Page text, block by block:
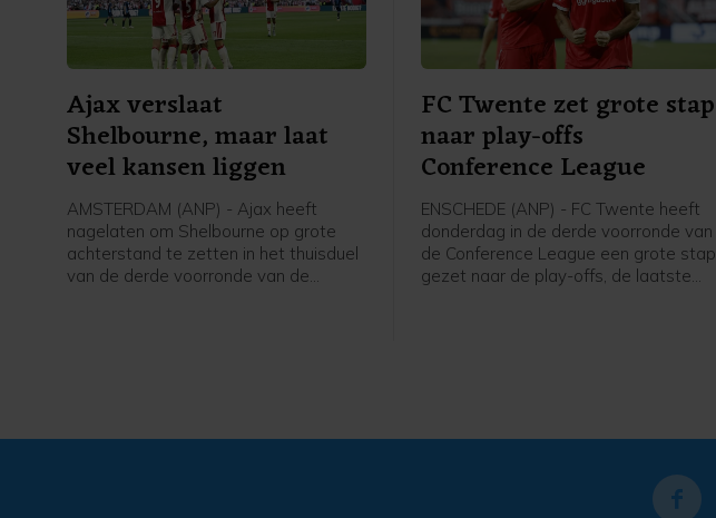
Ajax verslaat
Shelbourne, maar laat
veel kansen liggen
AMSTERDAM (ANP) - Ajax heeft
nagelaten om Shelbourne op grote
achterstand te zetten in het thuisduel
van de derde voorronde van de
FC Twente zet grote stap
naar play-offs
Conference League
ENSCHEDE (ANP) - FC Twente heeft
donderdag in de derde voorronde van
de Conference League een grote stap
gezet naar de play-offs, de laatste